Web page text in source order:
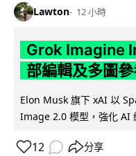
Lawton 12 小時
Grok Imagine
部編輯及多圖
Elon Musk 旗下 xAI 以
Image 2.0 模型，強化 AI
12 分享